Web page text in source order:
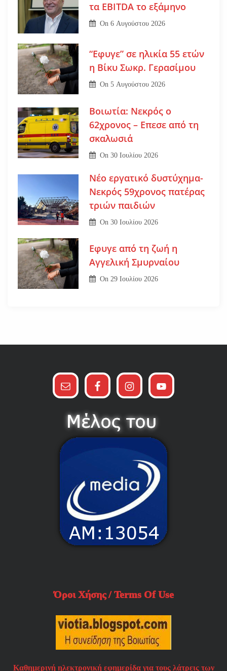
τα EBITDA το εξάμηνο
On6 Αυγούστου 2026
“Εφυγε” σε ηλικία 55 ετών
η Βίκυ Σωκρ. Γερασίμου
On5 Αυγούστου 2026
Βοιωτία: Νεκρός ο
62χρονος – Επεσε από τη
σκαλωσιά
On30 Ιουλίου 2026
Νέο εργατικό δυστύχημα-
Νεκρός 59χρονος πατέρας
τριών παιδιών
On30 Ιουλίου 2026
Εφυγε από τη ζωή η
Αγγελική Σμυρναίου
On29 Ιουλίου 2026
Όροι Χήσης / Terms Of Use
Καθημερινή ηλεκτρονική εφημερίδα για τους λάτρεις των